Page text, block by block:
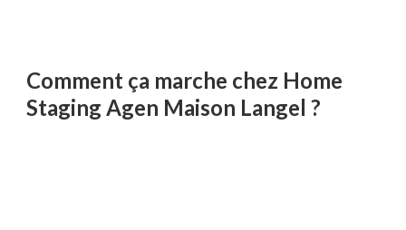
Comment ça marche chez Home
Staging Agen Maison Langel ?